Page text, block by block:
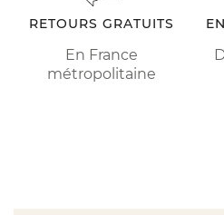
RETOURS GRATUITS
En France
métropolitaine